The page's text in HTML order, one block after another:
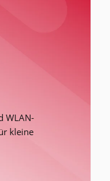
WLAN-
kleine